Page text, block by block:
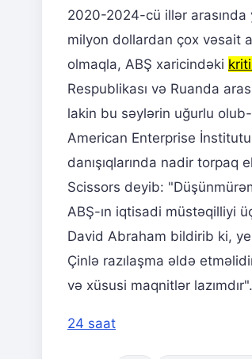
2020-2024-cü illər arasında
milyon dollardan çox vəsait
olmaqla, ABŞ xaricindəki
Respublikası və Ruanda
lakin bu səylərin uğurlu olub-
American Enterprise
danışıqlarında nadir torpaq
Scissors deyib:
ABŞ-ın iqtisadi müstəqilliyi
David Abraham bildirib ki,
Çinlə razılaşma əldə
və xüsusi maqnitlər lazımdır".
24 saat